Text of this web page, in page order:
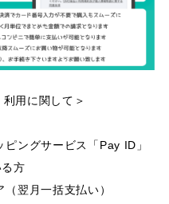
用に関して＞
ピングサービス「Pay ID」
方
翌月一括支払い）